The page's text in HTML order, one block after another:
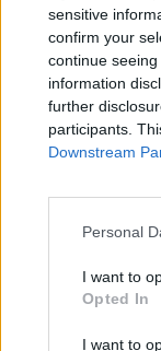
sensitive
confirm your
continue
information
further
participants.
Downstream
Personal
I want to
Opted In
I want to
Pilny apel
magazynie
Paweł Żurek